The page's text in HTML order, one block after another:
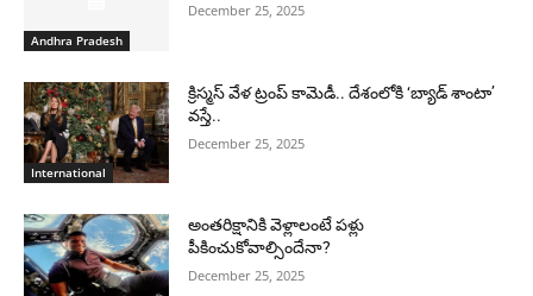
Andhra Pradesh
December 25, 2025
International
క్రిస్మస్ వేళ ట్రంప్ కామెడీ.. దేశంలోకి ‘బ్యాడ్ శాంటా’
వస్తే..
December 25, 2025
అంతరిక్షానికి వెళ్లాలంటే పళ్లు
పీకించుకోవాల్సిందేనా?
December 25, 2025